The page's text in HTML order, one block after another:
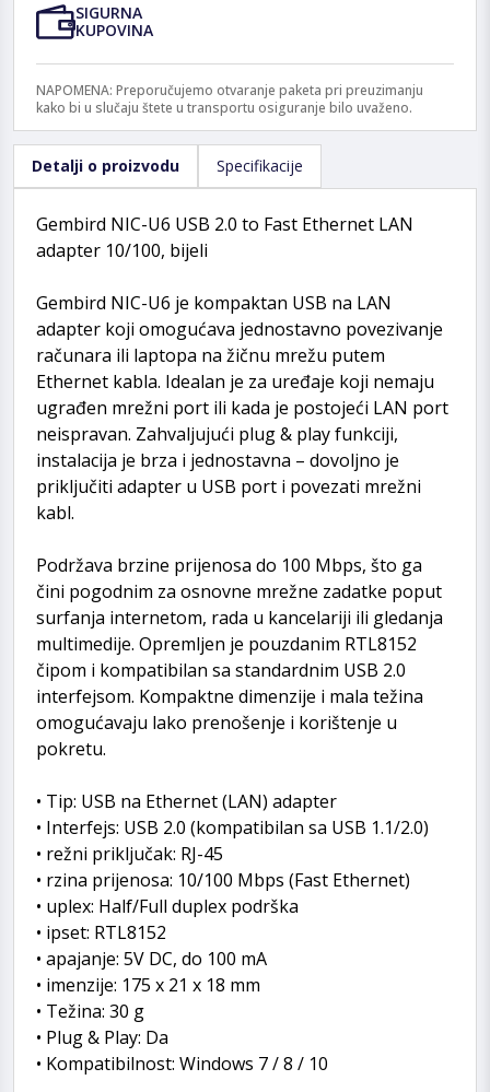
SIGURNA
KUPOVINA
NAPOMENA: Preporučujemo otvaranje paketa pri preuzimanju
kako bi u slučaju štete u transportu osiguranje bilo uvaženo.
Detalji o proizvodu Specifikacije
Gembird NIC-U6 USB 2.0 to Fast Ethernet LAN
adapter 10/100, bijeli
Gembird NIC-U6 je kompaktan USB na LAN
adapter koji omogućava jednostavno povezivanje
računara ili laptopa na žičnu mrežu putem
Ethernet kabla. Idealan je za uređaje koji nemaju
ugrađen mrežni port ili kada je postojeći LAN port
neispravan. Zahvaljujući plug & play funkciji,
instalacija je brza i jednostavna – dovoljno je
priključiti adapter u USB port i povezati mrežni
kabl.
Podržava brzine prijenosa do 100 Mbps, što ga
čini pogodnim za osnovne mrežne zadatke poput
surfanja internetom, rada u kancelariji ili gledanja
multimedije. Opremljen je pouzdanim RTL8152
čipom i kompatibilan sa standardnim USB 2.0
interfejsom. Kompaktne dimenzije i mala težina
omogućavaju lako prenošenje i korištenje u
pokretu.
• Tip: USB na Ethernet (LAN) adapter
• Interfejs: USB 2.0 (kompatibilan sa USB 1.1/2.0)
• režni priključak: RJ-45
• rzina prijenosa: 10/100 Mbps (Fast Ethernet)
• uplex: Half/Full duplex podrška
• ipset: RTL8152
• apajanje: 5V DC, do 100 mA
• imenzije: 175 x 21 x 18 mm
• Težina: 30 g
• Plug & Play: Da
• Kompatibilnost: Windows 7 / 8 / 10